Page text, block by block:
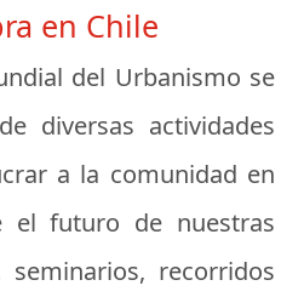
en Chile
del Urbanismo se
diversas actividades
a la comunidad en
el futuro de nuestras
seminarios, recorridos